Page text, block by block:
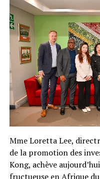
Mme Loretta Lee,
de la promotion des
Kong, achève
fructueuse en Afrique